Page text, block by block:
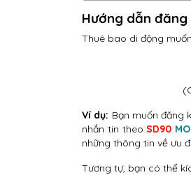
Hướng dẫn đăng
Thuê bao di động
Ví dụ: Bạn muốn đăng
nhắn tin theoSD90 MO
những thông tin về ưu
Tương tự, bạn có thể